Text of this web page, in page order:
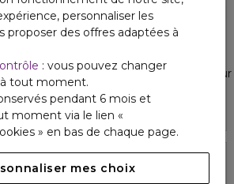
Amplificateur de racines
38,40 €
personnaliser les
proposer des offres adaptées à
: vous pouvez changer
tout moment.
pendant 6 mois et
moment via le lien «
» en bas de chaque page.
mes choix